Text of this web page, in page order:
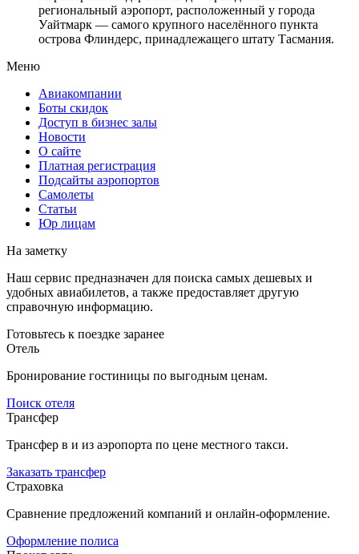
региональный аэропорт, расположенный у города
Уайтмарк — самого крупного населённого пункта
острова Флиндерс, принадлежащего штату Тасмания.
Меню
Авиакомпании
Боты скидок
Доступ в бизнес залы
Новости
О сайте
Платная регистрация
Подсайты аэропортов
Самолеты
Статьи
Юр лицам
На заметку
Наш сервис предназначен для поиска самых дешевых и
удобных авиабилетов, а также предоставляет другую
справочную информацию.
Готовьтесь к поездке заранее
Отель
Бронирование гостиницы по выгодным ценам.
Поиск отеля
Трансфер
Трансфер в и из аэропорта по цене местного такси.
Заказать трансфер
Страховка
Сравнение предложений компаний и онлайн-оформление.
Оформление полиса